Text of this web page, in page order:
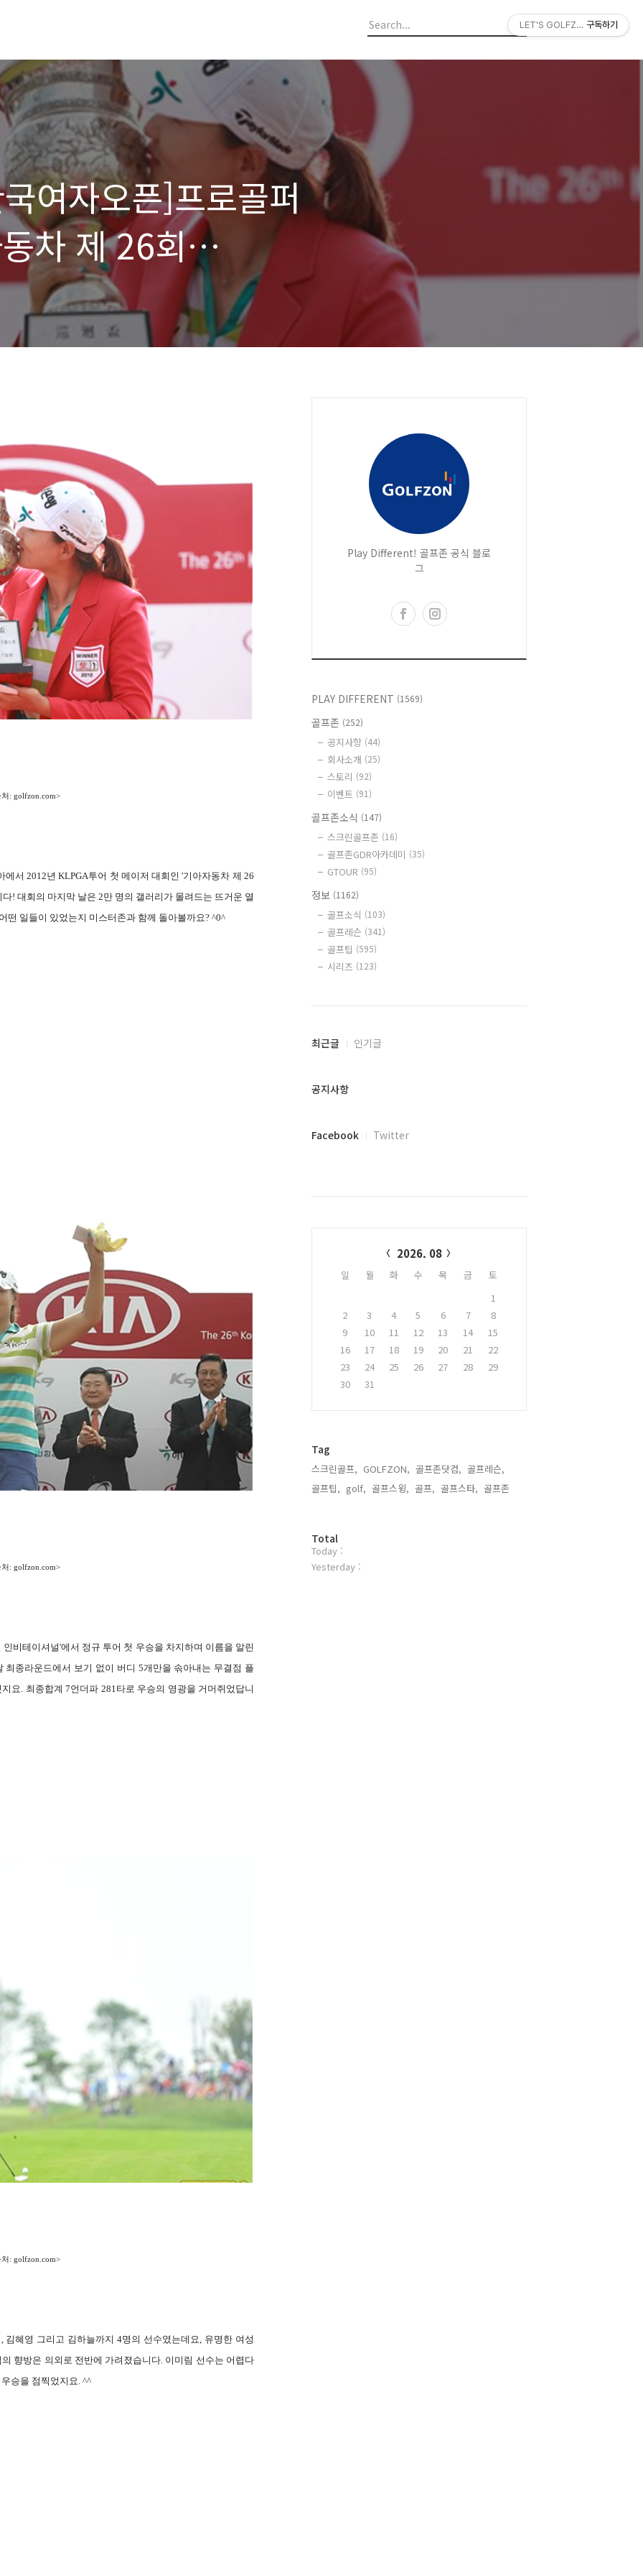
여자오픈]프로골퍼
차 제 26회
프 선수대회 ‘메이저
처: golfzon.com>
서 2012년 KLPGA투어 첫 메이저 대회인 '기아자동차 제 26
! 대회의 마지막 날은 2만 명의 갤러리가 몰려드는 뜨거운 열
떤 일들이 있었는지 미스터존과 함께 돌아볼까요? ^0^
처: golfzon.com>
비테이셔널'에서 정규 투어 첫 우승을 차지하며 이름을 알린
종라운드에서 보기 없이 버디 5개만을 솎아내는 무결점 플
요. 최종합계 7언더파 281타로 우승의 영광을 거머쥐었답니
처: golfzon.com>
혜영 그리고 김하늘까지 4명의 선수였는데요, 유명한 여성
향방은 의외로 전반에 가려졌습니다. 이미림 선수는 어렵다
승을 점찍었지요. ^^
Play Different! 골프존 공식 블로
그
PLAY DIFFERENT (1569)
골프존 (252)
공지사항 (44)
회사소개 (25)
스토리 (92)
이벤트 (91)
골프존소식 (147)
스크린골프존 (16)
골프존GDR아카데미 (35)
GTOUR (95)
정보 (1162)
골프소식 (103)
골프레슨 (341)
골프팁 (595)
시리즈 (123)
최
과
글
최근글 인기글
공지사항
페
Facebook Twitter
2026. 08
일 월 화 수 목 금
토
1
2
3 4 5 6 7
8
9
10 11 12 13 14
15
16
17 18 19 20 21
22
23
24 25 26 27 28
29
30
31
Tag
스크린골프, GOLFZON, 골프존닷컴, 골프레슨,
골프팁, golf, 골프스윙, 골프, 골프스타, 골프존,
방
문
자
Total
Today :
Yesterday :
LET'S GOLFZON구독하기